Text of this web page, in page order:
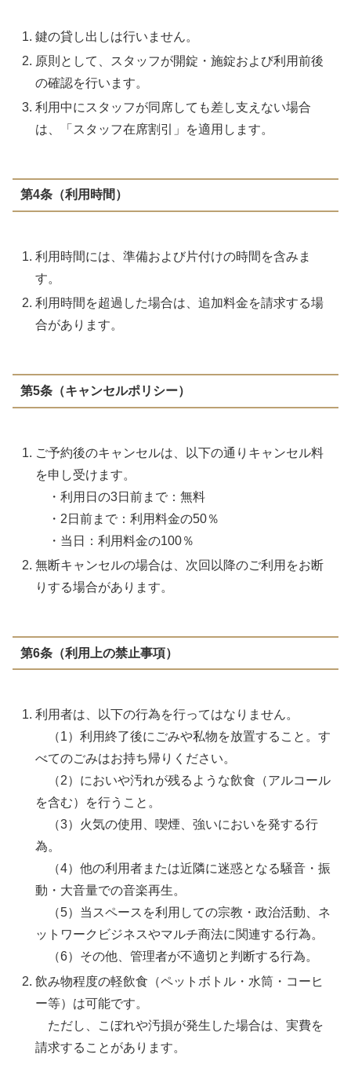
鍵の貸し出しは行いません。
原則として、スタッフが開錠・施錠および利用前後
の確認を行います。
利用中にスタッフが同席しても差し支えない場合
は、「スタッフ在席割引」を適用します。
第4条（利用時間）
利用時間には、準備および片付けの時間を含みま
す。
利用時間を超過した場合は、追加料金を請求する場
合があります。
第5条（キャンセルポリシー）
ご予約後のキャンセルは、以下の通りキャンセル料
を申し受けます。
・利用日の3日前まで：無料
・2日前まで：利用料金の50％
・当日：利用料金の100％
無断キャンセルの場合は、次回以降のご利用をお断
りする場合があります。
第6条（利用上の禁止事項）
利用者は、以下の行為を行ってはなりません。
（1）利用終了後にごみや私物を放置すること。す
べてのごみはお持ち帰りください。
（2）においや汚れが残るような飲食（アルコール
を含む）を行うこと。
（3）火気の使用、喫煙、強いにおいを発する行
為。
（4）他の利用者または近隣に迷惑となる騒音・振
動・大音量での音楽再生。
（5）当スペースを利用しての宗教・政治活動、ネ
ットワークビジネスやマルチ商法に関連する行為。
（6）その他、管理者が不適切と判断する行為。
飲み物程度の軽飲食（ペットボトル・水筒・コーヒ
ー等）は可能です。
ただし、こぼれや汚損が発生した場合は、実費を
請求することがあります。